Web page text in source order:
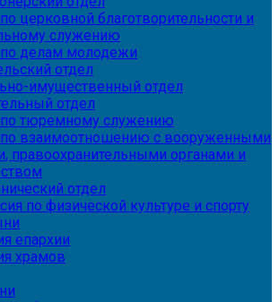
церковной благотворительности и
служению
делам молодежи
отдел
имущественный отдел
отдел
тюремному служению
взаимоотношению с вооруженными
правоохранительными органами и
отдел
по физической культуре и спорту
епархии
храмов